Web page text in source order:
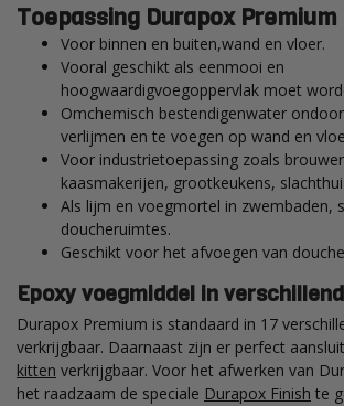
Toepassing Durapox Premium
Voor binnen en buiten,wand en vloer.
Vooral geschikt als eenmooi en
hoogwaardigvoegoppervlak moet
Omchemisch bestendigenwater
verlijmen en te voegen op wand en
Voor industrietoepassing zoals
kaasmakerijen, grootkeukens,
Als lijm en voegmortel in zwembaden,
doucheruimtes.
Geschikt voor het afvoegen van
Epoxy voegmiddel in
Durapox Premium is standaard in 17
verkrijgbaar. Daarnaast zijn er perfect
kitten verkrijgbaar. Voor het afwerken van
het raadzaam de speciale Durapox Finish te